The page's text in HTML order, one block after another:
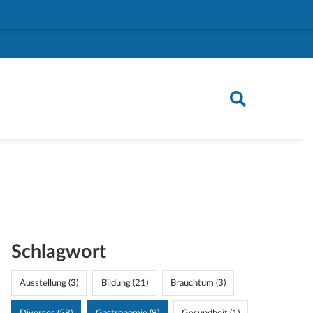
Schlagwort
Ausstellung (3) Bildung (21) Brauchtum (3)